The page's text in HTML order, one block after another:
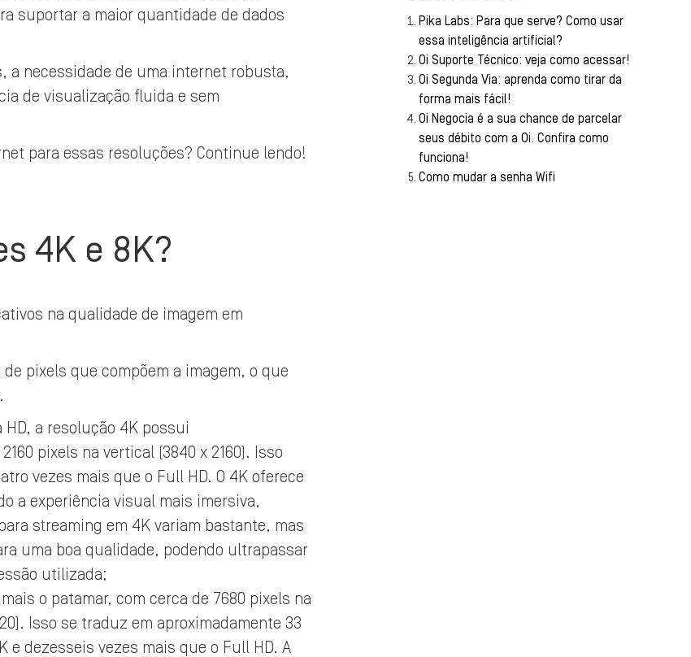
suportar a maior quantidade de dados
a necessidade de uma internet robusta,
de visualização fluida e sem
para essas resoluções? Continue lendo!
4K e 8K?
na qualidade de imagem em
pixels que compõem a imagem, o que
HD, a resolução 4K possui
pixels na vertical (3840 x 2160). Isso
vezes mais que o Full HD. O 4K oferece
a experiência visual mais imersiva,
streaming em 4K variam bastante, mas
uma boa qualidade, podendo ultrapassar
utilizada;
o patamar, com cerca de 7680 pixels na
Isso se traduz em aproximadamente 33
e dezesseis vezes mais que o Full HD. A
Pika Labs: Para que serve? Como usar
essa inteligência artificial?
Oi Suporte Técnico: veja como acessar!
Oi Segunda Via: aprenda como tirar da
forma mais fácil!
Oi Negocia é a sua chance de parcelar
seus débito com a Oi. Confira como
funciona!
Como mudar a senha Wifi